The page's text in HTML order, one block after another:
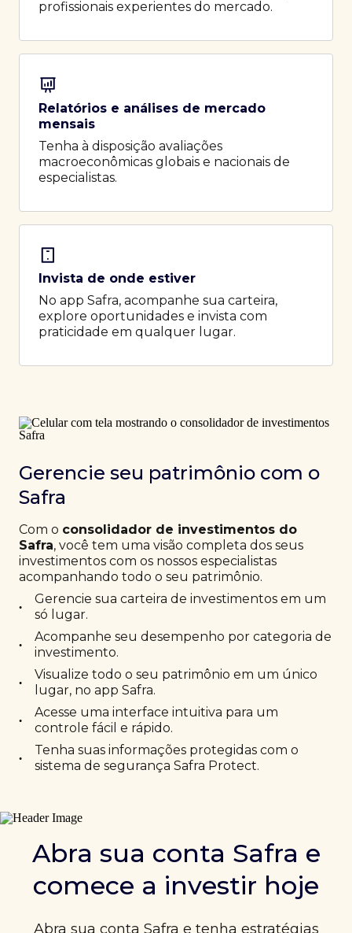
profissionais experientes do mercado.
Relatórios e análises de mercado
mensais
Tenha à disposição avaliações
macroeconômicas globais e nacionais de
especialistas.
Invista de onde estiver
No app Safra, acompanhe sua carteira,
explore oportunidades e invista com
praticidade em qualquer lugar.
Gerencie seu patrimônio com o
Safra
Com o consolidador de investimentos do
Safra, você tem uma visão completa dos seus
investimentos com os nossos especialistas
acompanhando todo o seu patrimônio.
•
Gerencie sua carteira de investimentos em um
só lugar.
•
Acompanhe seu desempenho por categoria de
investimento.
•
Visualize todo o seu patrimônio em um único
lugar, no app Safra.
•
Acesse uma interface intuitiva para um
controle fácil e rápido.
•
Tenha suas informações protegidas com o
sistema de segurança Safra Protect.
Abra sua conta Safra e
comece a investir hoje
Abra sua conta Safra e tenha estratégias